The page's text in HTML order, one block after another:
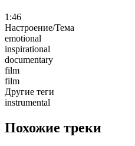
1:46
Настроение/Тема
emotional
inspirational
documentary
film
film
Другие теги
instrumental
Похожие треки